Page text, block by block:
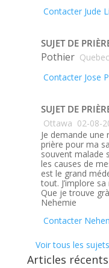
Contacter Jude
SUJET DE
Pothier Quebec
Contacter Jose
SUJET DE
Ottawa 02-08-
Je demande une
prière pour ma
souvent malade
les causes de
est le grand
tout. J’implore
Que je trouve
Nehemie
Contacter
Voir tous les
Articles récents